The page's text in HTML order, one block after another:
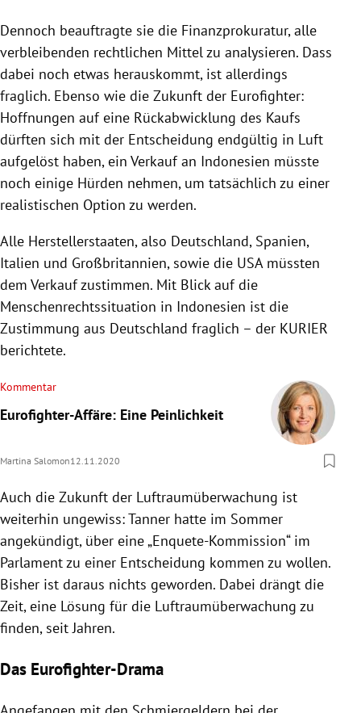
Dennoch beauftragte sie die Finanzprokuratur, alle
verbleibenden rechtlichen Mittel zu analysieren. Dass
dabei noch etwas herauskommt, ist allerdings
fraglich. Ebenso wie die Zukunft der Eurofighter:
Hoffnungen auf eine Rückabwicklung des Kaufs
dürften sich mit der Entscheidung endgültig in Luft
aufgelöst haben, ein Verkauf an Indonesien müsste
noch einige Hürden nehmen, um tatsächlich zu einer
realistischen Option zu werden.
Alle Herstellerstaaten, also Deutschland, Spanien,
Italien und Großbritannien, sowie die USA müssten
dem Verkauf zustimmen. Mit Blick auf die
Menschenrechtssituation in Indonesien ist die
Zustimmung aus Deutschland fraglich – der KURIER
berichtete.
Kommentar
Eurofighter-Affäre: Eine Peinlichkeit
Martina Salomon12.11.2020
Auch die Zukunft der Luftraumüberwachung ist
weiterhin ungewiss: Tanner hatte im Sommer
angekündigt, über eine „Enquete-Kommission“ im
Parlament zu einer Entscheidung kommen zu wollen.
Bisher ist daraus nichts geworden. Dabei drängt die
Zeit, eine Lösung für die Luftraumüberwachung zu
finden, seit Jahren.
Das Eurofighter-Drama